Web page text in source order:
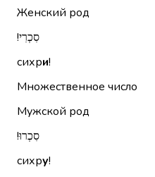
Женский род
סִכְרִי!‏
сихри!
Множественное число
Мужской род
סִכְרוּ!‏
сихру!